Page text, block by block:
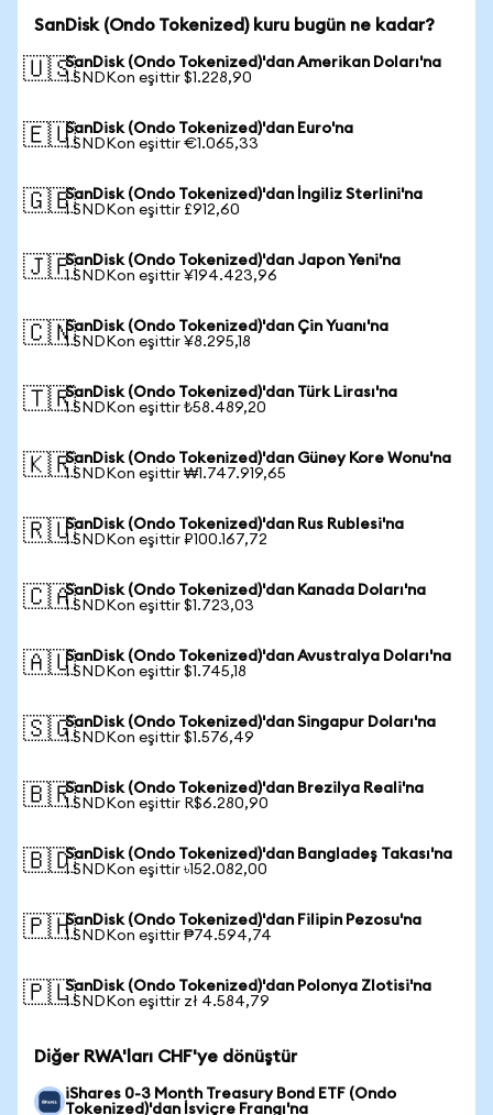
SanDisk (Ondo Tokenized) kuru bugün ne kadar?
🇺🇸SanDisk (Ondo Tokenized)'dan Amerikan Doları'na
1 SNDKon eşittir $1.228,90
🇪🇺SanDisk (Ondo Tokenized)'dan Euro'na
1 SNDKon eşittir €1.065,33
🇬🇧SanDisk (Ondo Tokenized)'dan İngiliz Sterlini'na
1 SNDKon eşittir £912,60
🇯🇵SanDisk (Ondo Tokenized)'dan Japon Yeni'na
1 SNDKon eşittir ¥194.423,96
🇨🇳SanDisk (Ondo Tokenized)'dan Çin Yuanı'na
1 SNDKon eşittir ¥8.295,18
🇹🇷SanDisk (Ondo Tokenized)'dan Türk Lirası'na
1 SNDKon eşittir ₺58.489,20
🇰🇷SanDisk (Ondo Tokenized)'dan Güney Kore Wonu'na
1 SNDKon eşittir ₩1.747.919,65
🇷🇺SanDisk (Ondo Tokenized)'dan Rus Rublesi'na
1 SNDKon eşittir ₽100.167,72
🇨🇦SanDisk (Ondo Tokenized)'dan Kanada Doları'na
1 SNDKon eşittir $1.723,03
🇦🇺SanDisk (Ondo Tokenized)'dan Avustralya Doları'na
1 SNDKon eşittir $1.745,18
🇸🇬SanDisk (Ondo Tokenized)'dan Singapur Doları'na
1 SNDKon eşittir $1.576,49
🇧🇷SanDisk (Ondo Tokenized)'dan Brezilya Reali'na
1 SNDKon eşittir R$6.280,90
🇧🇩SanDisk (Ondo Tokenized)'dan Bangladeş Takası'na
1 SNDKon eşittir ৳152.082,00
🇵🇭SanDisk (Ondo Tokenized)'dan Filipin Pezosu'na
1 SNDKon eşittir ₱74.594,74
🇵🇱SanDisk (Ondo Tokenized)'dan Polonya Zlotisi'na
1 SNDKon eşittir zł 4.584,79
Diğer RWA'ları CHF'ye dönüştür
iShares 0-3 Month Treasury Bond ETF (Ondo
Tokenized)'dan İsviçre Frangı'na